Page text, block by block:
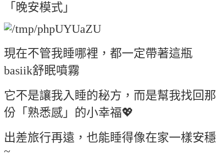
「晚安模式」
現在不管我睡哪裡，都一定帶著這瓶
basiik舒眠噴霧
它不是讓我入睡的秘方，而是幫我找回那
份「熟悉感」的小幸福💖
出差旅行再遠，也能睡得像在家一樣安穩
~